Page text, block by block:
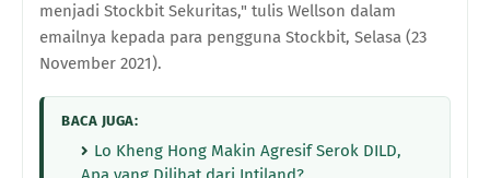
menjadi Stockbit Sekuritas," tulis Wellson dalam
emailnya kepada para pengguna Stockbit, Selasa (23
November 2021).
BACA JUGA:
Lo Kheng Hong Makin Agresif Serok DILD,